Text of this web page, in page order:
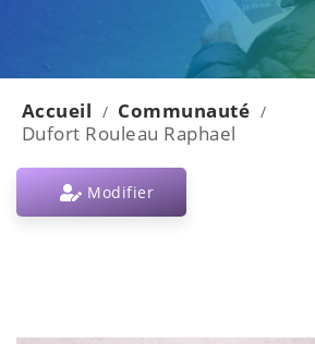
Accueil / Communauté /
Dufort Rouleau Raphael
Modifier